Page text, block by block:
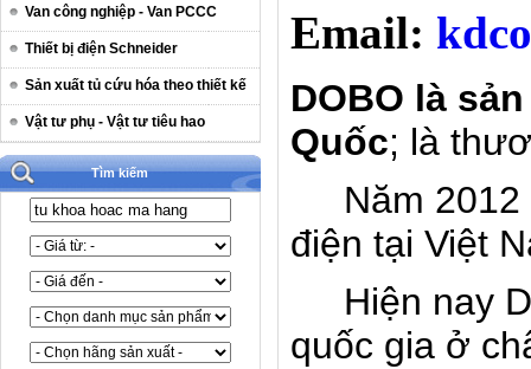
Van công nghiệp - Van PCCC
Thiết bị điện Schneider
Sản xuất tủ cứu hóa theo thiết kế
Vật tư phụ - Vật tư tiêu hao
Tìm kiếm
Email:
DOBO là
Quốc; là
Năm 2012
điện tại Việt
Hiện nay
quốc gia ở